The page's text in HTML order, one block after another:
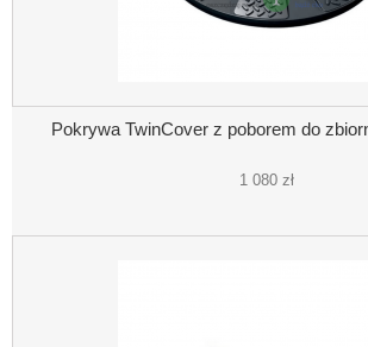
Pokrywa TwinCover z poborem do
1 080 zł